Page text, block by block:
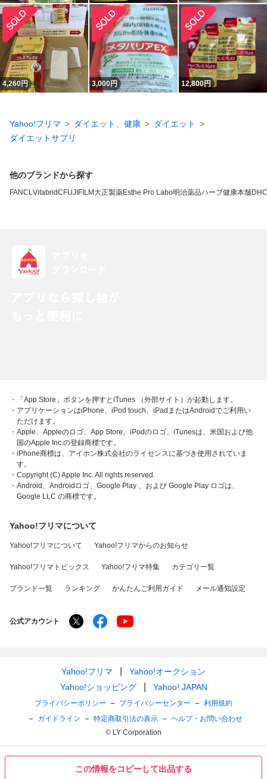
この情報をコピーして出品する
4,260円 3,000円 12,800円
Yahoo!フリマ ダイエット、健康
ダイエット
ダイエットサプリ
他のブランドから探す
FANCLVitabridC FUJIFILM 大正製薬Esthe Pro Labo明治薬品ハーブ健康本舗DHC
・「App Store」ボタンを押すとiTunes （外部サイト）が起動します。
・アプリケーションはiPhone、iPod touch、iPadまたはAndroidでご利用い
ただけます。
・Apple、Appleのロゴ、App Store、iPodのロゴ、iTunesは、米国および他
国のApple Inc.の登録商標です。
・iPhone商標は、アイホン株式会社のライセンスに基づき使用されていま
す。
・Copyright (C) Apple Inc. All rights reserved.
・Android、Androidロゴ、Google Play 、および Google Play ロゴは、
Google LLC の商標です。
Yahoo!フリマについて
Yahoo!フリマについて Yahoo!フリマからのお知らせ
Yahoo!フリマトピックス Yahoo!フリマ特集 カテゴリ一覧
ブランド一覧 ランキング かんたんご利用ガイド メール通知設定
公式アカウント
Yahoo!フリマ
Yahoo!オークション
Yahoo!ショッピング
Yahoo! JAPAN
プライバシーポリシー プライバシーセンター
利用規約
ガイドライン
特定商取引法の表示
ヘルプ・お問い合わせ
© LY Corporation